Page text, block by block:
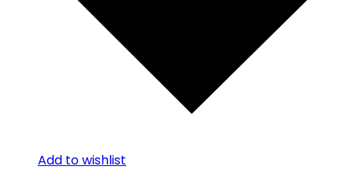
Add to wishlist